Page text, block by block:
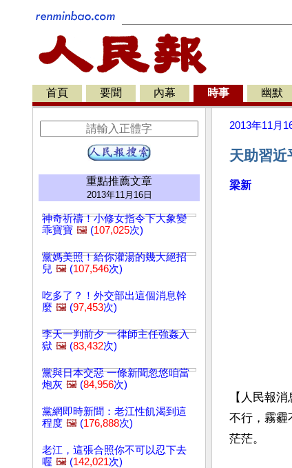
首頁 要聞 內幕 時事 幽默
重點推薦文章
2013年11月16日
神奇祈禱！小修女指令下大象變
乖寶寶 🖼️ (107,025次)
黨媽美照！給你灌湯的幾大絕招
兒 🖼️ (107,546次)
吃多了？！外交部出這個消息幹
麼 🖼️ (97,453次)
李天一判前夕 一律師主任強姦入
獄 🖼️ (83,432次)
黨與日本交惡 一條新聞忽悠咱當
炮灰 🖼️ (84,956次)
黨網即時新聞：老江性飢渴到這
程度 🖼️ (176,888次)
老江，這張合照你不可以忍下去
喔 🖼️ (142,021次)
2013年11月
天助習近
梁新
【人民報
不行，霧霾
茫茫。